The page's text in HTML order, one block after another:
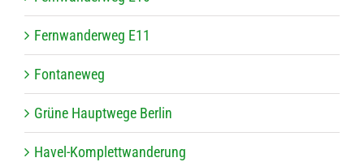
Fern­wan­der­weg E11
Fon­ta­ne­weg
Grüne Haupt­wege Berlin
Havel-Kom­plett­wan­de­rung